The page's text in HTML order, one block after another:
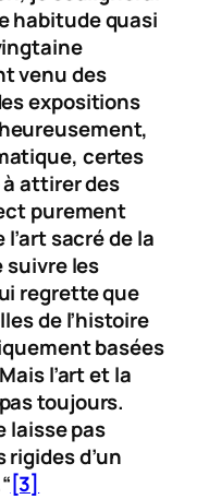
habitude quasi
venu des
expositions
certes
attirer des
purement
sacré de la
suivre les
regrette que
de l’histoire
basées
l’art et la
toujours.
laisse pas
d’un
[3]